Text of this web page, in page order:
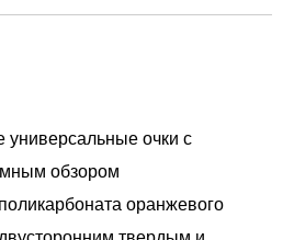
универсальные очки с
обзором
оранжевого